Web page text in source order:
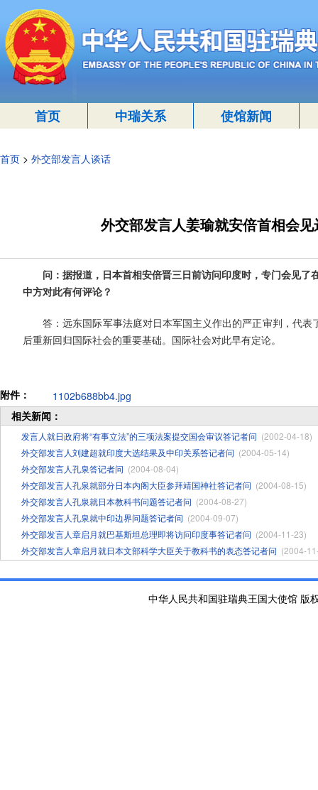
首页 中瑞关系 使馆新闻
首页 > 外交部发言人谈话
外交部发言人姜瑜就安倍首相会
问：据报道，日本首相安倍晋三日前访问印度时，专门会见
中方对此有何评论？
答：远东国际军事法庭对日本军国主义作出的严正审判，代表
后重新回归国际社会的重要基础。国际社会对此早有定论。
附件：
1102b688bb4.jpg
相关新闻：
发言人就日政府将“有事立法”的三项法案提交国会审议答记者问 (2002-04-18)
外交部发言人刘建超就印度大选结果及中印关系答记者问 (2004-05-14)
外交部发言人孔泉答记者问 (2004-08-04)
外交部发言人孔泉就部分日本内阁大臣参拜靖国神社答记者问 (2004-08-15)
外交部发言人孔泉就日本教科书问题答记者问 (2004-08-27)
外交部发言人孔泉就中印边界问题答记者问 (2004-09-07)
外交部发言人章启月就巴基斯坦总理即将访问印度事答记者问 (2004-11-23)
外交部发言人章启月就日本文部科学大臣关于教科书的表态答记者问 (2004-
中华人民共和国驻瑞典王国大使馆 版